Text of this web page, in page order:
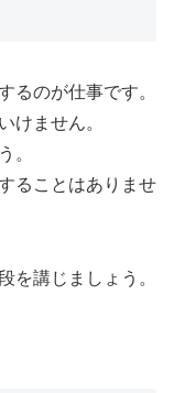
るのが仕事です。
けません。
。
ることはありませ
を講じましょう。